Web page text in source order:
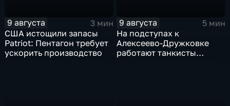
9 августа
3 мин
США истощили запасы
Patriot: Пентагон требует
ускорить производство
9 августа
5 мин
На подступах к
Алексеево-Дружковке
работают танкисты